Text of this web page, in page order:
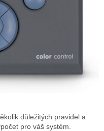
důležitých pravidel a
pro váš systém.